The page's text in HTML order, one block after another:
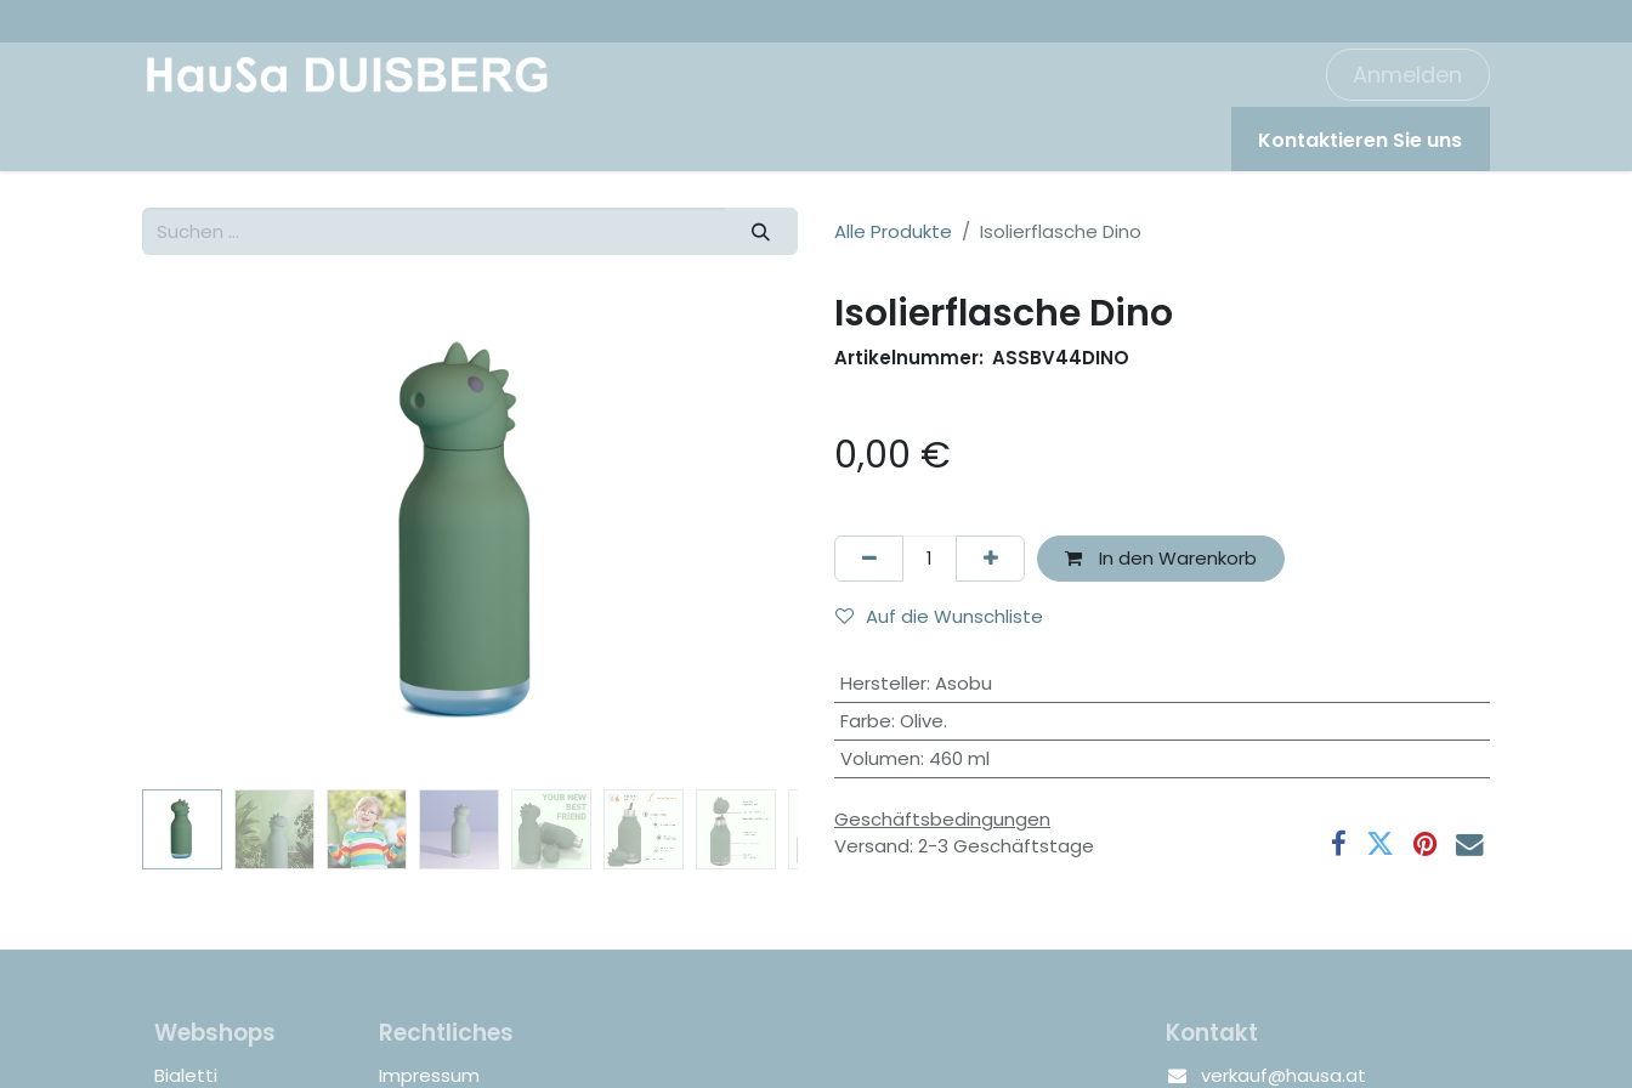
Anmelden
Kontaktieren Sie uns
Alle Produkte Isolierflasche Dino
Isolierflasche Dino
Artikelnummer: ASSBV44DINO
0,00 €
In den Warenkorb
Auf die Wunschliste
Hersteller: Asobu
Farbe: Olive.
Volumen: 460 ml
Geschäftsbedingungen
Versand: 2-3 Geschäftstage
Webshops
Bialetti
Rechtliches
Impressum
Kontakt
verkauf@hausa.at